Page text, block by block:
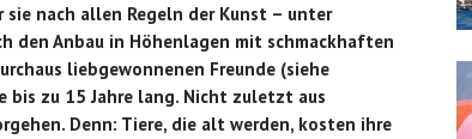
nach allen Regeln der Kunst – unter
den Anbau in Höhenlagen mit schmackhaften
liebgewonnenen Freunde (siehe
bis zu 15 Jahre lang. Nicht zuletzt aus
Denn: Tiere, die alt werden, kosten ihre